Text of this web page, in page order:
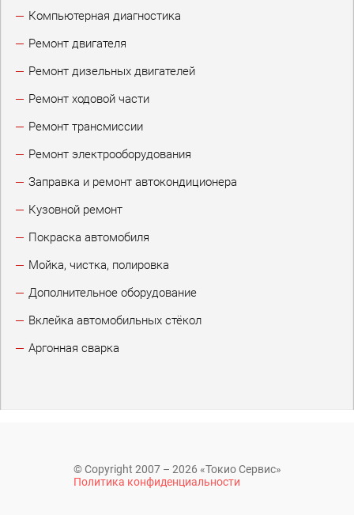
Компьютерная диагностика
Ремонт двигателя
Ремонт дизельных двигателей
Ремонт ходовой части
Ремонт трансмиссии
Ремонт электрооборудования
Заправка и ремонт автокондиционера
Кузовной ремонт
Покраска автомобиля
Мойка, чистка, полировка
Дополнительное оборудование
Вклейка автомобильных стёкол
Аргонная сварка
© Copyright 2007 – 2026 «Токио Сервис»
Политика конфиденциальности